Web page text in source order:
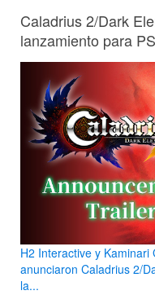
Caladrius 2/Dark
lanzamiento para
H2 Interactive y Kaminari
anunciaron Caladrius 2/
la...